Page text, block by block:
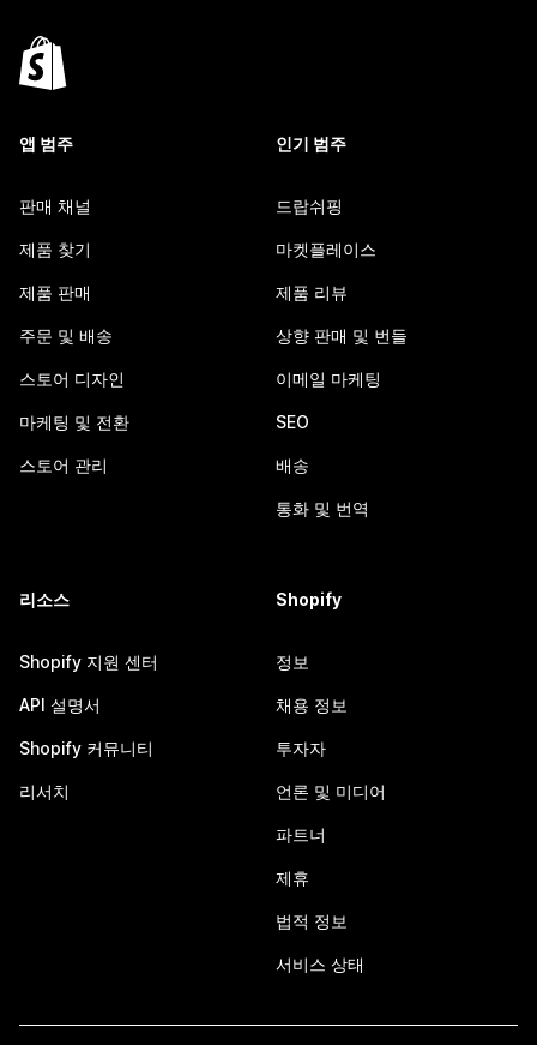
앱 범주
판매 채널
제품 찾기
제품 판매
주문 및 배송
스토어 디자인
마케팅 및 전환
스토어 관리
인기 범주
드랍쉬핑
마켓플레이스
제품 리뷰
상향 판매 및 번들
이메일 마케팅
SEO
배송
통화 및 번역
리소스
Shopify 지원 센터
API 설명서
Shopify 커뮤니티
리서치
Shopify
정보
채용 정보
투자자
언론 및 미디어
파트너
제휴
법적 정보
서비스 상태